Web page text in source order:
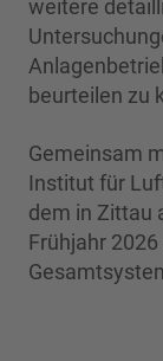
weitere
beurteilen zu
Gemeinsam
Institut für
dem in Zittau
Frühjahr